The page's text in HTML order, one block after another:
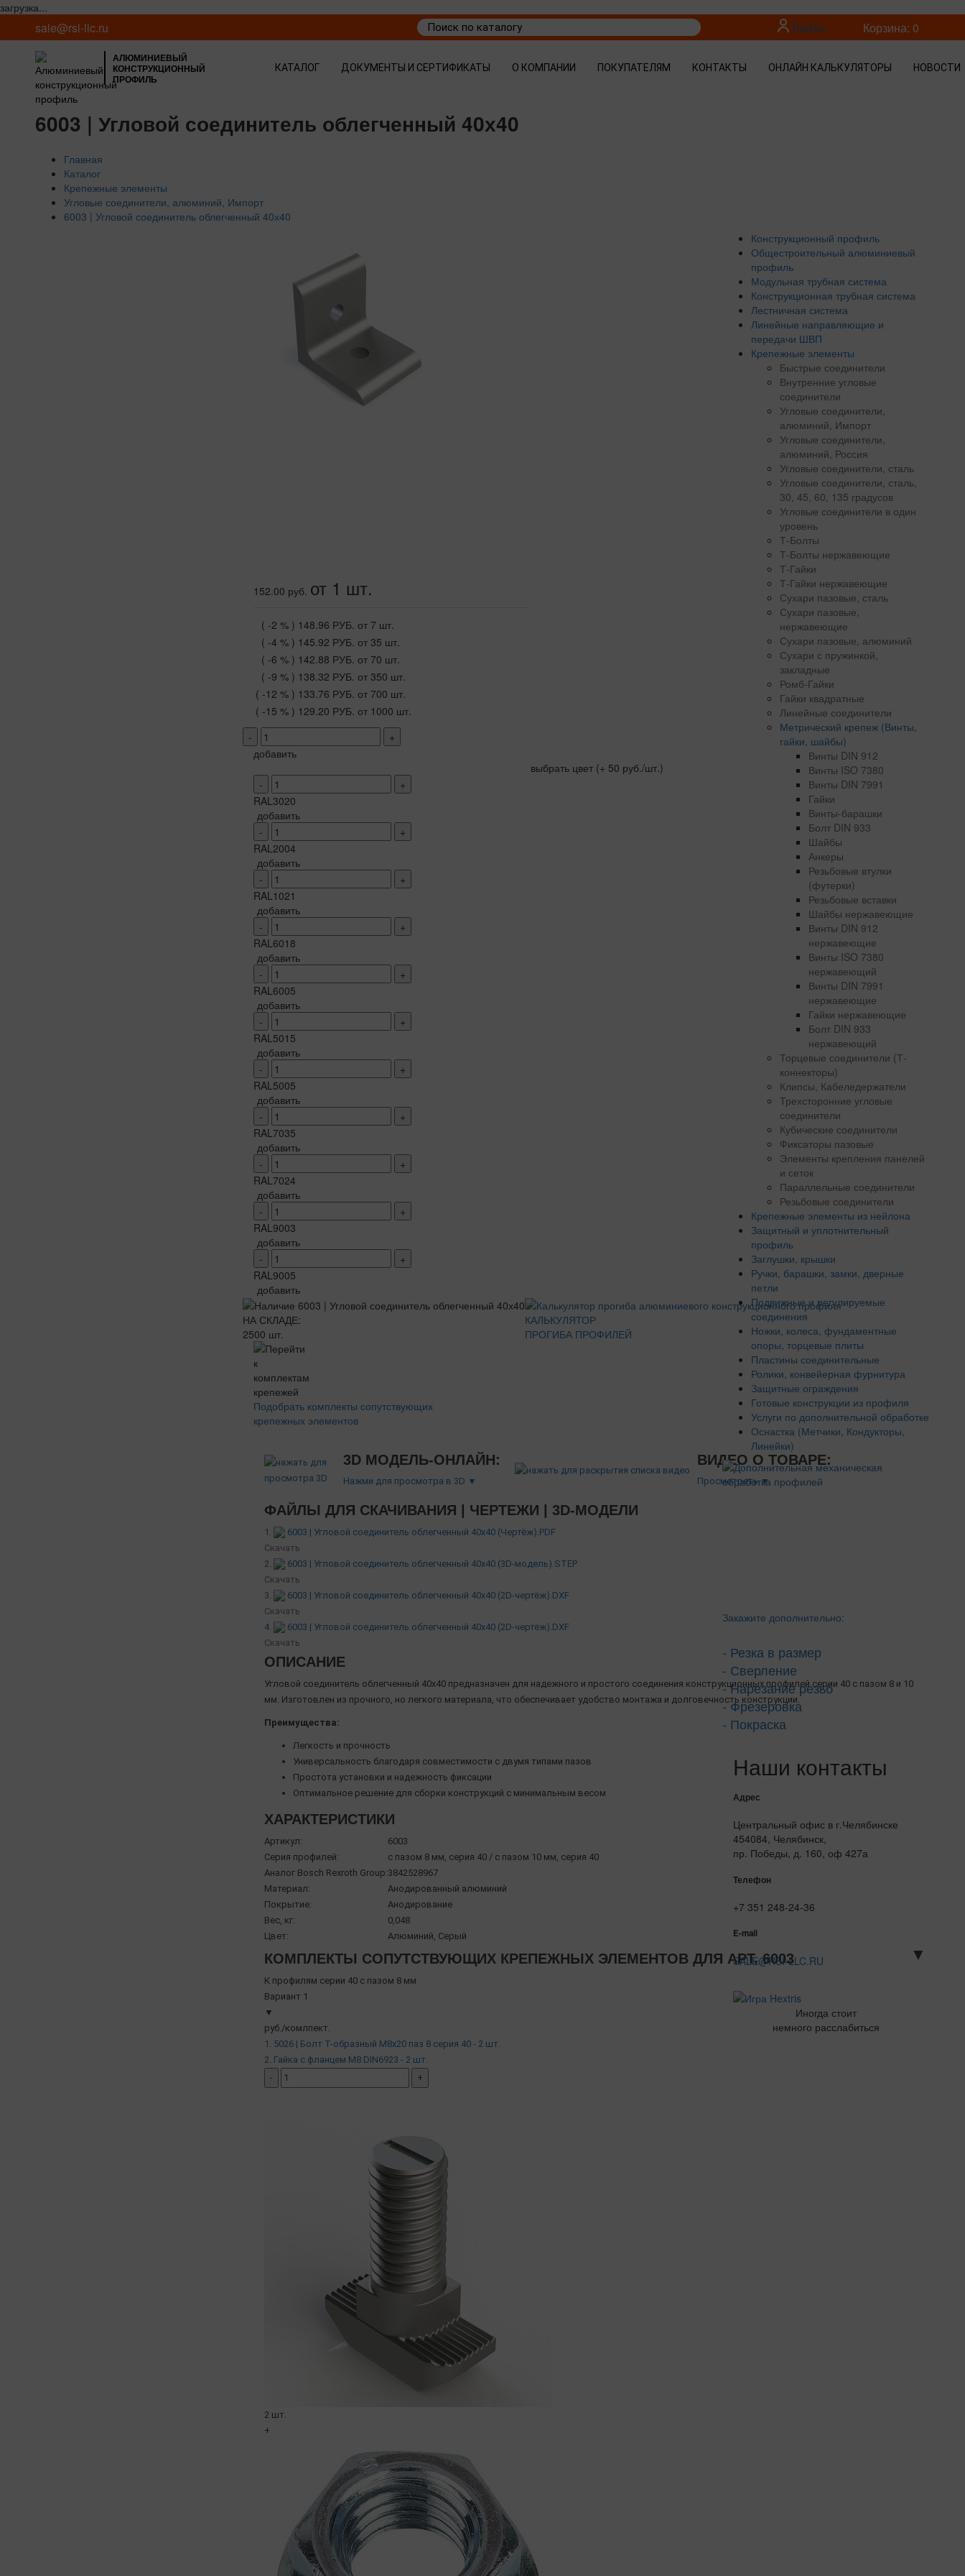
загрузка...
sale@rsi-llc.ru Войти Корзина: 0
АЛЮМИНИЕВЫЙ
КОНСТРУКЦИОННЫЙ
ПРОФИЛЬ
КАТАЛОГ ДОКУМЕНТЫ И СЕРТИФИКАТЫ О КОМПАНИИ ПОКУПАТЕЛЯМ КОНТАКТЫ ОНЛАЙН КАЛЬКУЛЯТОРЫ НОВОСТИ
6003 | Угловой соединитель облегченный 40х40
Главная
Каталог
Крепежные элементы
Угловые соединители, алюминий, Импорт
6003 | Угловой соединитель облегченный 40х40
152.00 руб. от 1 шт.
( -2 % ) 148.96 РУБ. от 7 шт.
( -4 % ) 145.92 РУБ. от 35 шт.
( -6 % ) 142.88 РУБ. от 70 шт.
( -9 % ) 138.32 РУБ. от 350 шт.
( -12 % ) 133.76 РУБ. от 700 шт.
( -15 % ) 129.20 РУБ. от 1000 шт.
-
+
добавить
выбрать цвет (+ 50 руб./шт.)
-
+
RAL3020
добавить
-
+
RAL2004
добавить
-
+
RAL1021
добавить
-
+
RAL6018
добавить
-
+
RAL6005
добавить
-
+
RAL5015
добавить
-
+
RAL5005
добавить
-
+
RAL7035
добавить
-
+
RAL7024
добавить
-
+
RAL9003
добавить
-
+
RAL9005
добавить
НА СКЛАДЕ:
2500 шт.
КАЛЬКУЛЯТОР
ПРОГИБА ПРОФИЛЕЙ
Подобрать комплекты сопутствующих
крепежных элементов
3D МОДЕЛЬ-ОНЛАЙН:
Нажми для просмотра в 3D ▼
ВИДЕО О ТОВАРЕ:
Просмотреть ▼
ФАЙЛЫ ДЛЯ СКАЧИВАНИЯ | ЧЕРТЕЖИ | 3D-МОДЕЛИ
1.
6003 | Угловой соединитель облегченный 40х40 (Чертёж).PDF
Скачать
2.
6003 | Угловой соединитель облегченный 40х40 (3D-модель).STEP
Скачать
3.
6003 | Угловой соединитель облегченный 40х40 (2D-чертёж).DXF
Скачать
4.
6003 | Угловой соединитель облегченный 40х40 (2D-чертёж).DXF
Скачать
ОПИСАНИЕ
Угловой соединитель облегченный 40х40 предназначен для надежного и простого соединения конструкционных профилей серии 40 с пазом 8 и 10
мм. Изготовлен из прочного, но легкого материала, что обеспечивает удобство монтажа и долговечность конструкции.
Преимущества:
Легкость и прочность
Универсальность благодаря совместимости с двумя типами пазов
Простота установки и надежность фиксации
Оптимальное решение для сборки конструкций с минимальным весом
ХАРАКТЕРИСТИКИ
Артикул:
6003
Серия профилей:
с пазом 8 мм, серия 40 / с пазом 10 мм, серия 40
Аналог Bosch Rexroth Group:3842528967
Материал:
Анодированный алюминий
Покрытие:
Анодирование
Вес, кг:
0,048
Цвет:
Алюминий, Серый
КОМПЛЕКТЫ СОПУТСТВУЮЩИХ КРЕПЕЖНЫХ ЭЛЕМЕНТОВ ДЛЯ АРТ. 6003 ▼
К профилям серии 40 с пазом 8 мм
Вариант 1
▼
руб./комлпект.
1. 5026 | Болт Т-образный М8х20 паз 8 серия 40 - 2 шт.
2. Гайка с фланцем М8 DIN6923 - 2 шт.
-
+
2 шт.
+
Конструкционный профиль
Общестроительный алюминиевый
профиль
Модульная трубная система
Конструкционная трубная система
Лестничная система
Линейные направляющие и
передачи ШВП
Крепежные элементы
Быстрые соединители
Внутренние угловые
соединители
Угловые соединители,
алюминий, Импорт
Угловые соединители,
алюминий, Россия
Угловые соединители, сталь
Угловые соединители, сталь,
30, 45, 60, 135 градусов
Угловые соединители в один
уровень
Т-Болты
Т-Болты нержавеющие
Т-Гайки
Т-Гайки нержавеющие
Сухари пазовые, сталь
Сухари пазовые,
нержавеющие
Сухари пазовые, алюминий
Сухари с пружинкой,
закладные
Ромб-Гайки
Гайки квадратные
Линейные соединители
Метрический крепеж (Винты,
гайки, шайбы)
Винты DIN 912
Винты ISO 7380
Винты DIN 7991
Гайки
Винты-барашки
Болт DIN 933
Шайбы
Анкеры
Резьбовые втулки
(футерки)
Резьбовые вставки
Шайбы нержавеющие
Винты DIN 912
нержавеющие
Винты ISO 7380
нержавеющий
Винты DIN 7991
нержавеющие
Гайки нержавеющие
Болт DIN 933
нержавеющий
Торцевые соединители (Т-
коннекторы)
Клипсы, Кабеледержатели
Трехсторонние угловые
соединители
Кубические соединители
Фиксаторы пазовые
Элементы крепления панелей
и сеток
Параллельные соединители
Резьбовые соединители
Крепежные элементы из нейлона
Защитный и уплотнительный
профиль
Заглушки, крышки
Ручки, барашки, замки, дверные
петли
Подвижные и регулируемые
соединения
Ножки, колеса, фундаментные
опоры, торцевые плиты
Пластины соединительные
Ролики, конвейерная фурнитура
Защитные ограждения
Готовые конструкции из профиля
Услуги по дополнительной обработке
Оснастка (Метчики, Кондукторы,
Линейки)
Закажите дополнительно:
- Резка в размер
- Сверление
- Нарезание резьб
- Фрезеровка
- Покраска
Наши контакты
Адрес
Центральный офис в г.Челябинске
454084, Челябинск,
пр. Победы, д. 160, оф 427а
Телефон
+7 351 248-24-36
E-mail
SALE@RSI-LLC.RU
Иногда стоит
немного расслабиться